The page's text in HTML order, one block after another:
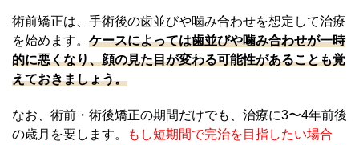
術前矯正は、手術後の歯並びや噛み合わせを想定して治療
を始めます。 ケースによっては歯並びや噛み合わせが一時
的に悪くなり、顔の見た目が変わる可能性があることも覚
えておきましょう。
なお、術前・術後矯正の期間だけでも、治療に3〜4年前後
の歳月を要します。
もし短期間で完治を目指したい場合